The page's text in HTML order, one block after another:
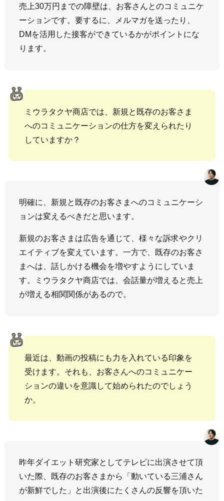
売上30万円までの障壁は、お客さんとのコミュニケ
ーションです。要するに、メルマガを送ったり、
DMを活用した接客ができているかがポイントにな
ります。
ミウラタクヤ商店では、新規と既存のお客さま
へのコミュニケーションの仕方を変えられたり
していますか？
明確に、新規と既存のお客さまへのコミュニケーシ
ョンは変えるべきだと思います。
新規のお客さまは広告を通じて、様々な訴求やクリ
エイティブを変えています。一方で、既存のお客さ
まへは、話しかける機会を増やすようにしていま
す。ミウラタクヤ商店では、会話量が増えると売上
が増える相関関係があるので。
最近は、動画の投稿にも力を入れている印象を
受けます。それも、お客さんへのコミュニケー
ションの違いを意識して始められたのでしょう
か。
昨年ダイエット研究家としてテレビに出演させて頂
いた際、既存のお客さまから「動いている三浦さん
が新鮮でした」と出演後にたくさんの反響を頂いた